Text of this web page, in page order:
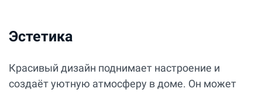
Эстетика
Красивый дизайн поднимает настроение и
создаёт уютную атмосферу в доме. Он может